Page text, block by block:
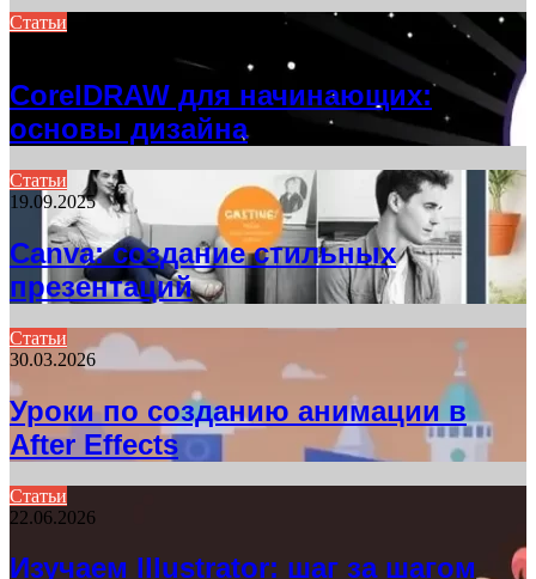
Статьи
CorelDRAW для начинающих:
основы дизайна
Статьи
19.09.2025
Canva: создание стильных
презентаций
Статьи
30.03.2026
Уроки по созданию анимации в
After Effects
Статьи
22.06.2026
Изучаем Illustrator: шаг за шагом